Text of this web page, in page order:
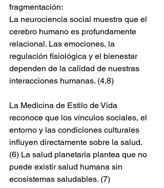
fragmentación:
La neurociencia social muestra que el
cerebro humano es profundamente
relacional. Las emociones, la
regulación fisiológica y el bienestar
dependen de la calidad de nuestras
interacciones humanas. (4,8)
La Medicina de Estilo de Vida
reconoce que los vínculos sociales, el
entorno y las condiciones culturales
influyen directamente sobre la salud.
(6) La salud planetaria plantea que no
puede existir salud humana sin
ecosistemas saludables. (7)